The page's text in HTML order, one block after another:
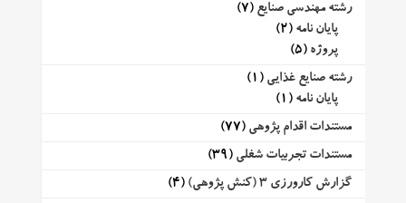
رشته مهندسی صنایع (7)
پایان نامه (2)
پروژه (5)
رشته صنایع غذایی (1)
پایان نامه (1)
مستندات اقدام پژوهی (77)
مستندات تجربیات شغلی (39)
گزارش کارورزی 3 (کنش پژوهی)
(4)